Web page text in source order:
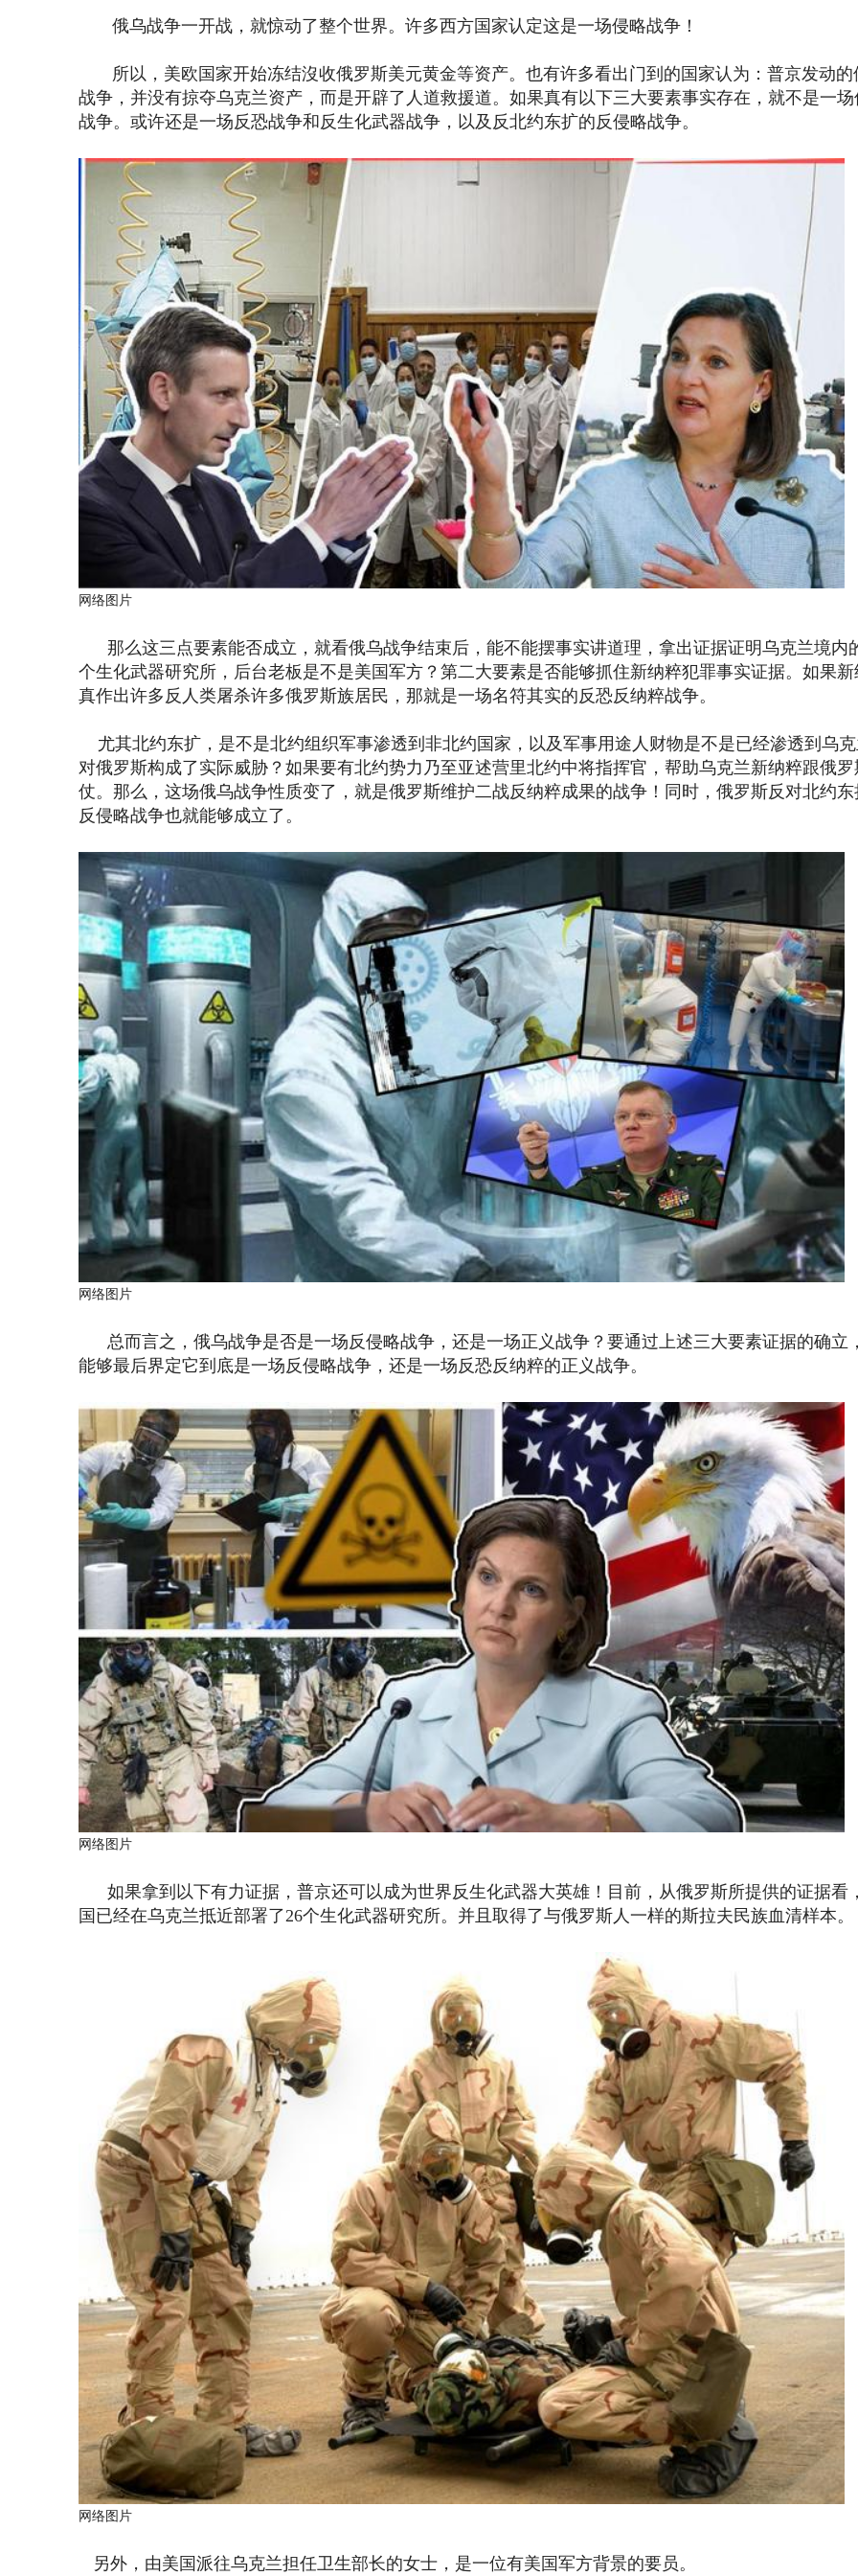
俄乌战争一开战，就惊动了整个世界。许多西方国家认定这是一场侵略战争！
所以，美欧国家开始冻结沒收俄罗斯美元黄金等资产。也有许多看出门到的国家认为：普京发动的
战争，并没有掠夺乌克兰资产，而是开辟了人道救援道。如果真有以下三大要素事实存在，就不是一场
战争。或许还是一场反恐战争和反生化武器战争，以及反北约东扩的反侵略战争。
网络图片
那么这三点要素能否成立，就看俄乌战争结束后，能不能摆事实讲道理，拿出证据证明乌克兰境内
个生化武器研究所，后台老板是不是美国军方？第二大要素是否能够抓住新纳粹犯罪事实证据。如果新
真作出许多反人类屠杀许多俄罗斯族居民，那就是一场名符其实的反恐反纳粹战争。
尤其北约东扩，是不是北约组织军事渗透到非北约国家，以及军事用途人财物是不是已经渗透到乌
对俄罗斯构成了实际威胁？如果要有北约势力乃至亚述营里北约中将指挥官，帮助乌克兰新纳粹跟俄罗
仗。那么，这场俄乌战争性质变了，就是俄罗斯维护二战反纳粹成果的战争！同时，俄罗斯反对北约东
反侵略战争也就能够成立了。
网络图片
总而言之，俄乌战争是否是一场反侵略战争，还是一场正义战争？要通过上述三大要素证据的确立
能够最后界定它到底是一场反侵略战争，还是一场反恐反纳粹的正义战争。
网络图片
如果拿到以下有力证据，普京还可以成为世界反生化武器大英雄！目前，从俄罗斯所提供的证据看
国已经在乌克兰抵近部署了26个生化武器研究所。并且取得了与俄罗斯人一样的斯拉夫民族血清样本。
网络图片
另外，由美国派往乌克兰担任卫生部长的女士，是一位有美国军方背景的要员。